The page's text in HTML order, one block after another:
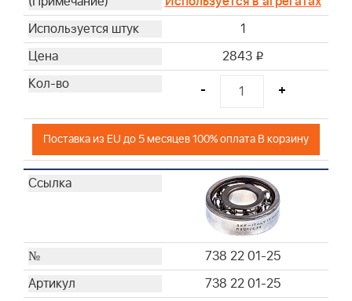
1
2843 i
- +
Поставка из EU до 5 месяцев 100% оплата В корзину
738 22 01-25
738 22 01-25